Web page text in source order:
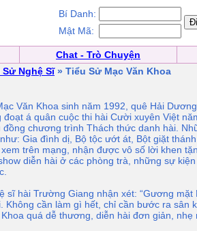
Bí Danh:
Mật Mã:
Chat - Trò Chuyện
Sử Nghệ Sĩ» Tiểu Sử Mạc Văn Khoa
Văn Khoa sinh năm 1992, quê Hải
đoạt á quân cuộc thi hài Cười xuyên Việt
đồng chương trình Thách thức danh hài.
Gia đình dị, Bộ tộc ướt át, Bột giặt
trên mạng, nhận được vô số lời khen
diễn hài ở các phòng trà, những sự
sĩ hài Trường Giang nhận xét: “Gương
Không cần làm gì hết, chỉ cần bước ra sân
quá dễ thương, diễn hài đơn giản, nhẹ